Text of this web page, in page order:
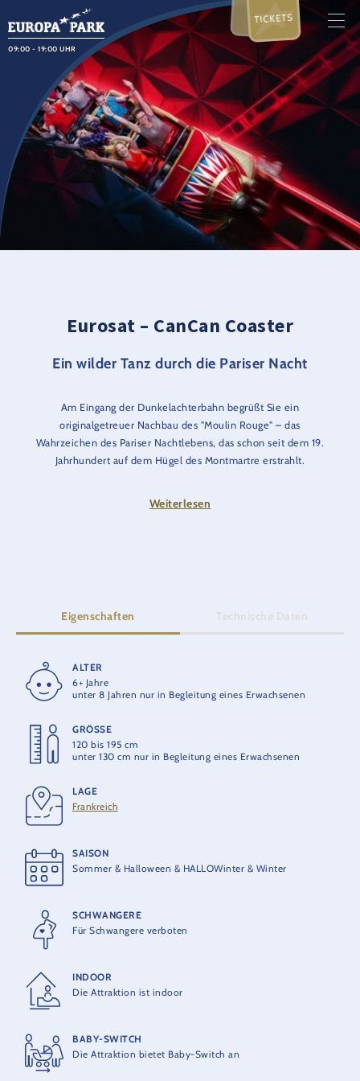
09:00 - 19:00 UHR
TICKETS
Eurosat – CanCan Coaster
Ein wilder Tanz durch die Pariser Nacht
Am Eingang der Dunkelachterbahn begrüßt Sie ein
originalgetreuer Nachbau des "Moulin Rouge" – das
Wahrzeichen des Pariser Nachtlebens, das schon seit dem 19.
Jahrhundert auf dem Hügel des Montmartre erstrahlt.
Szenen und detailverliebter Dekorationen des "Moulin Rouge",
beschwingter Cancan Musik. Bunte Lichter kündigen das große
Finale an, bei dem Sie das Pariser Nachtleben und die
Sicherheitshinweis:
/ oder Körperumfang können gegebenenfalls nicht befördert
werden. Wir empfehlen eine Probe in unserem Testsitz.
Weiterlesen
Eigenschaften Technische Daten
ALTER
6+ Jahre
unter 8 Jahren nur in Begleitung eines Erwachsenen
GRÖSSE
120 bis 195 cm
unter 130 cm nur in Begleitung eines Erwachsenen
LAGE
Frankreich
SAISON
Sommer & Halloween & HALLOWinter & Winter
SCHWANGERE
Für Schwangere verboten
INDOOR
Die Attraktion ist indoor
BABY-SWITCH
Die Attraktion bietet Baby-Switch an
FAHRTZEIT
3:30 Min.
HÖHE
45 m
MAXIMALE BESCHLEUNIGUNG
4 G
HÖCHSTGESCHWINDIGKEIT
60 km/h
ERÖFFNUNG
2018
HERSTELLER
MACK Rides
MAXIMALKAPAZITÄT
14 Personen pro Zug